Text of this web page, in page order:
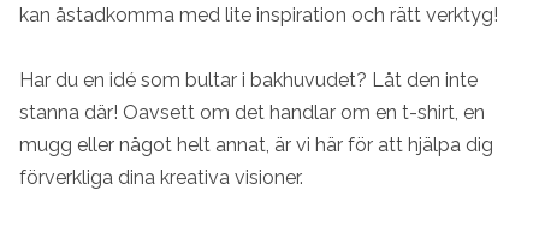
kan åstadkomma med lite inspiration och rätt verktyg!
Har du en idé som bultar i bakhuvudet? Låt den inte
stanna där! Oavsett om det handlar om en t-shirt, en
mugg eller något helt annat, är vi här för att hjälpa dig
förverkliga dina kreativa visioner.